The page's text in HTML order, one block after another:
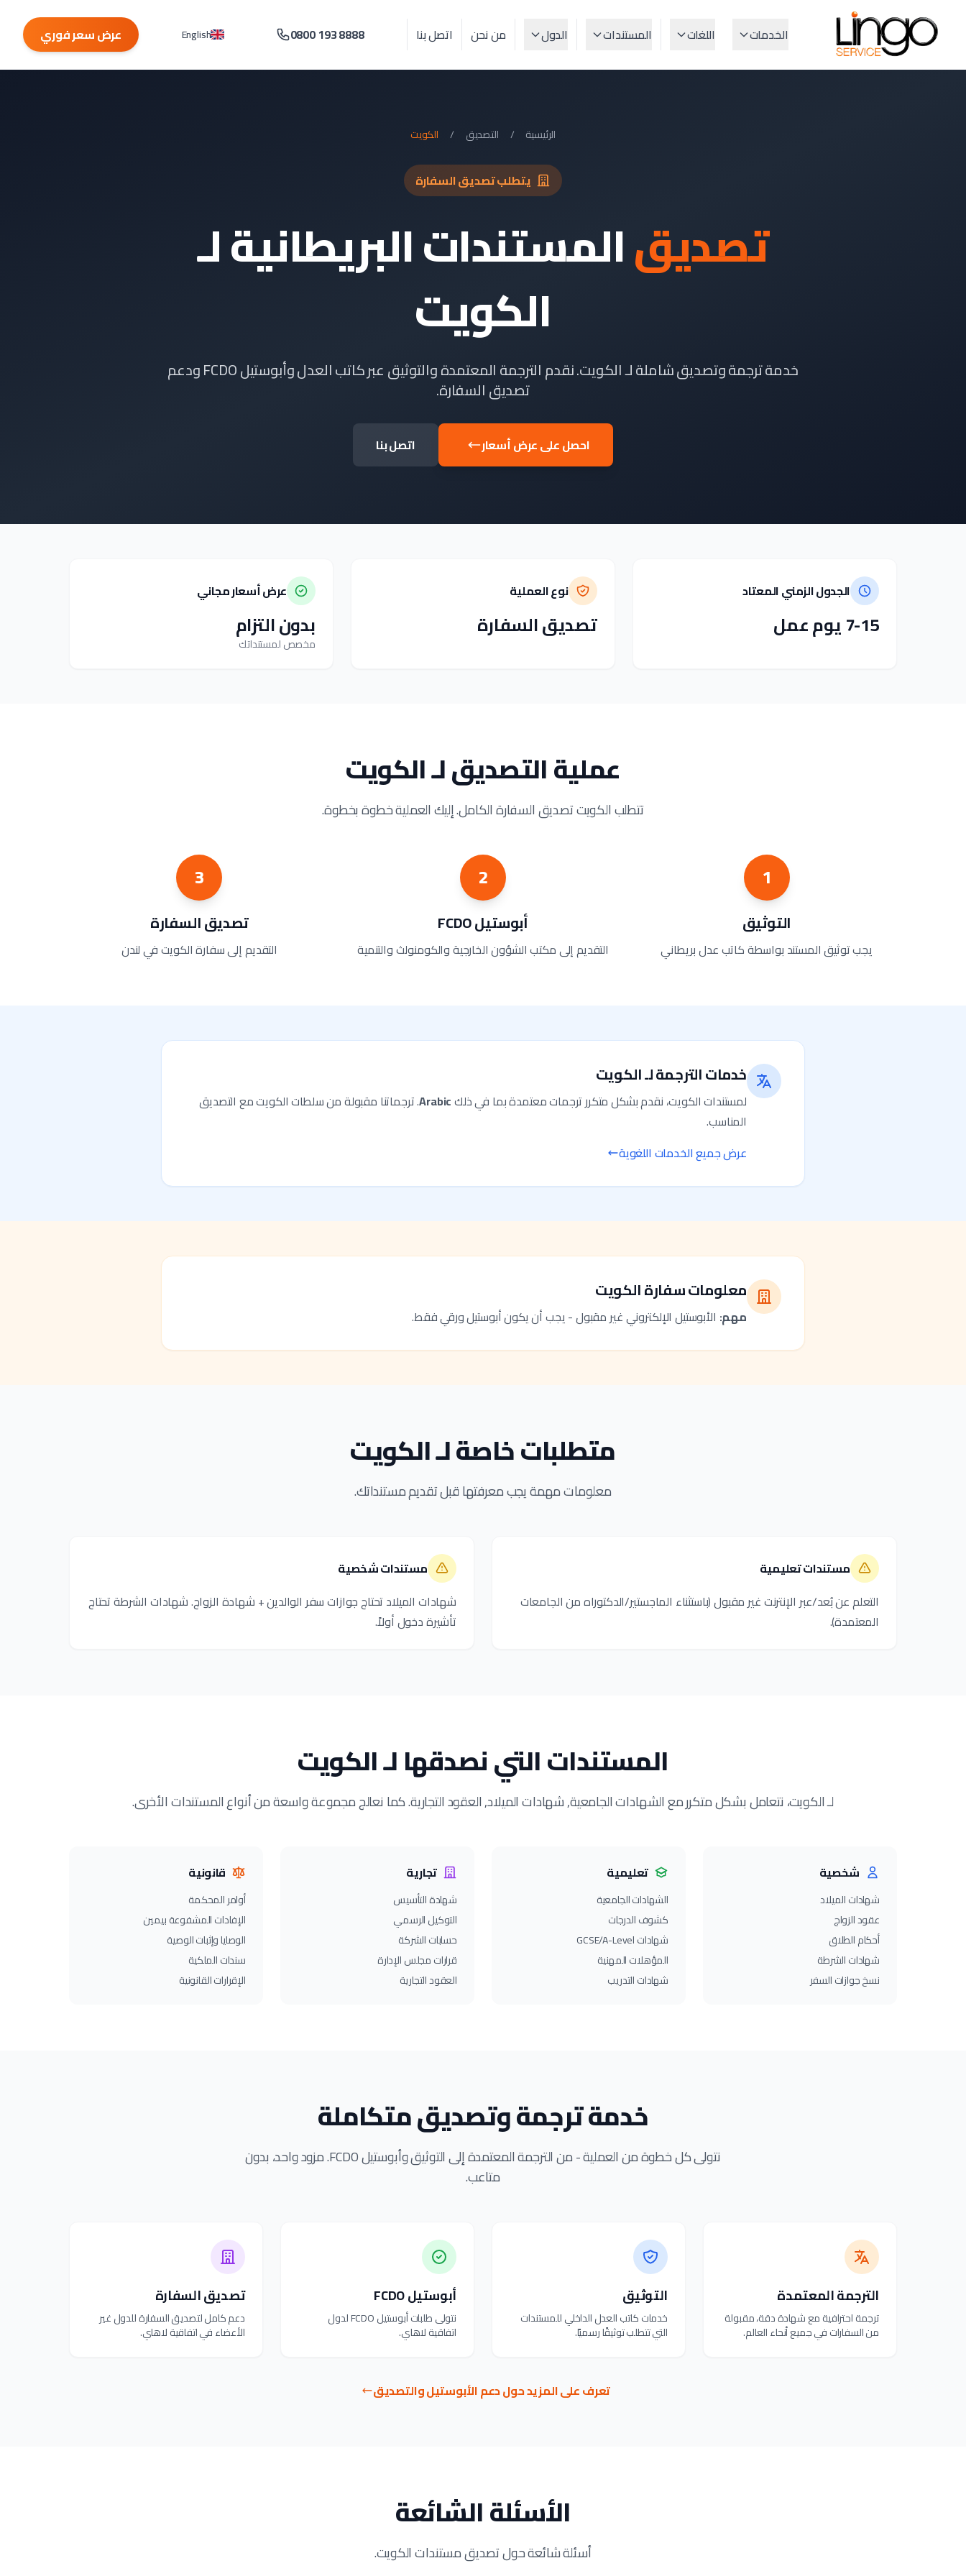
الخدمات اللغات المستندات الدول من نحن اتصل بنا 0800 193 8888
English عرض سعر فوري
الرئيسية / التصديق / الكويت
يتطلب تصديق السفارة
تصديقالمستندات البريطانية لـ
الكويت
خدمة ترجمة وتصديق شاملة لـ الكويت. نقدم الترجمة المعتمدة والتوثيق عبر كاتب العدل وأبوستيل FCDO ودعم
تصديق السفارة.
احصل على عرض أسعار اتصل بنا
الجدول الزمني المعتاد
7-15 يوم عمل
نوع العملية
تصديق السفارة
عرض أسعار مجاني
بدون التزام
مخصص لمستنداتك
عملية التصديق لـ الكويت
تتطلب الكويت تصديق السفارة الكامل. إليك العملية خطوة بخطوة.
1
التوثيق
يجب توثيق المستند بواسطة كاتب عدل بريطاني
2
أبوستيل FCDO
التقديم إلى مكتب الشؤون الخارجية والكومنولث والتنمية
3
تصديق السفارة
التقديم إلى سفارة الكويت في لندن
خدمات الترجمة لـ الكويت
لمستندات الكويت، نقدم بشكل متكرر ترجمات معتمدة بما في ذلكArabic. ترجماتنا مقبولة من سلطات الكويت مع التصديق
المناسب.
عرض جميع الخدمات اللغوية
معلومات سفارة الكويت
مهم: الأبوستيل الإلكتروني غير مقبول - يجب أن يكون أبوستيل ورقي فقط.
متطلبات خاصة لـ الكويت
معلومات مهمة يجب معرفتها قبل تقديم مستنداتك.
مستندات تعليمية
التعلم عن بُعد/عبر الإنترنت غير مقبول (باستثناء الماجستير/الدكتوراه من الجامعات
المعتمدة).
مستندات شخصية
شهادات الميلاد تحتاج جوازات سفر الوالدين + شهادة الزواج. شهادات الشرطة تحتاج
تأشيرة دخول أولاً.
المستندات التي نصدقها لـ الكويت
لـ الكويت، نتعامل بشكل متكرر مع الشهادات الجامعية, شهادات الميلاد, العقود التجارية. كما نعالج مجموعة واسعة من أنواع المستندات الأخرى.
شخصية
شهادات الميلاد
عقود الزواج
أحكام الطلاق
شهادات الشرطة
نسخ جوازات السفر
تعليمية
الشهادات الجامعية
كشوف الدرجات
شهادات GCSE/A-Level
المؤهلات المهنية
شهادات التدريب
تجارية
شهادة التأسيس
التوكيل الرسمي
حسابات الشركة
قرارات مجلس الإدارة
العقود التجارية
قانونية
أوامر المحكمة
الإفادات المشفوعة بيمين
الوصايا وإثبات الوصية
سندات الملكية
الإقرارات القانونية
خدمة ترجمة وتصديق متكاملة
نتولى كل خطوة من العملية - من الترجمة المعتمدة إلى التوثيق وأبوستيل FCDO. مزود واحد، بدون
متاعب.
الترجمة المعتمدة
ترجمة احترافية مع شهادة دقة، مقبولة
من السفارات في جميع أنحاء العالم.
التوثيق
خدمات كاتب العدل الداخلي للمستندات
التي تتطلب توثيقًا رسميًا.
أبوستيل FCDO
نتولى طلبات أبوستيل FCDO لدول
اتفاقية لاهاي.
تصديق السفارة
دعم كامل لتصديق السفارة للدول غير
الأعضاء في اتفاقية لاهاي.
تعرف على المزيد حول دعم الأبوستيل والتصديق
الأسئلة الشائعة
أسئلة شائعة حول تصديق مستندات الكويت.